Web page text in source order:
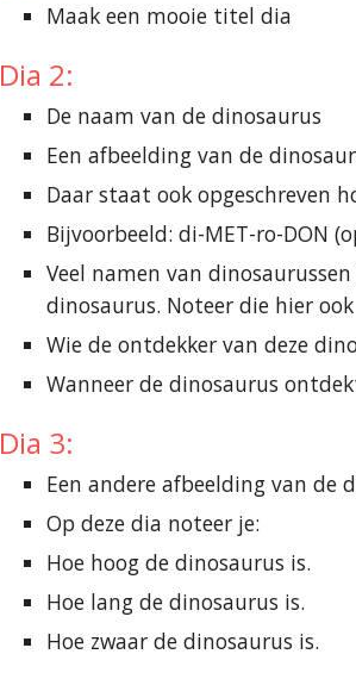
Maak een mooie titel dia
Dia 2:
De naam van de dinosaurus
Een afbeelding van de
Daar staat ook opgeschreven
Bijvoorbeeld: di-MET-ro-DON
Veel namen van
dinosaurus. Noteer die hier ook
Wie de ontdekker van deze
Wanneer de dinosaurus
Dia 3:
Een andere afbeelding van de
Op deze dia noteer je:
Hoe hoog de dinosaurus is.
Hoe lang de dinosaurus is.
Hoe zwaar de dinosaurus is.